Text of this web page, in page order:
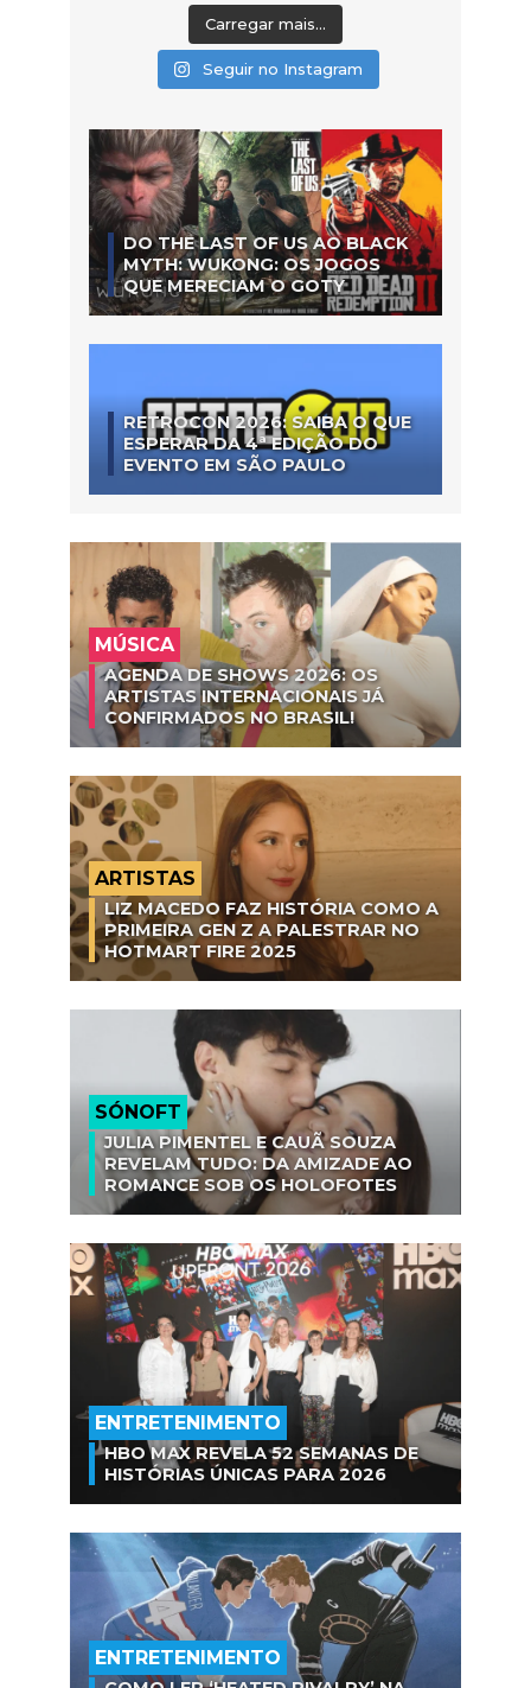
Carregar mais...
Seguir no Instagram
DO THE LAST OF US AO BLACK
MYTH: WUKONG: OS JOGOS
QUE MERECIAM O GOTY
RETROCON 2026: SAIBA O QUE
ESPERAR DA 4ª EDIÇÃO DO
EVENTO EM SÃO PAULO
MÚSICA
AGENDA DE SHOWS 2026: OS
ARTISTAS INTERNACIONAIS JÁ
CONFIRMADOS NO BRASIL!
ARTISTAS
LIZ MACEDO FAZ HISTÓRIA COMO A
PRIMEIRA GEN Z A PALESTRAR NO
HOTMART FIRE 2025
SÓNOFT
JULIA PIMENTEL E CAUÃ SOUZA
REVELAM TUDO: DA AMIZADE AO
ROMANCE SOB OS HOLOFOTES
ENTRETENIMENTO
HBO MAX REVELA 52 SEMANAS DE
HISTÓRIAS ÚNICAS PARA 2026
ENTRETENIMENTO